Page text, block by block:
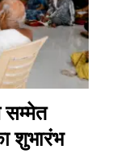
सम्मेत
शुभारंभ